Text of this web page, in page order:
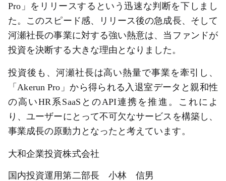
Pro」をリリースするという迅速な判断を下しまし
た。このスピード感、リリース後の急成長、そして
河瀬社長の事業に対する強い熱意は、当ファンドが
投資を決断する大きな理由となりました。
投資後も、河瀬社長は高い熱量で事業を牽引し、
「Akerun Pro」から得られる入退室データと親和性
の高いHR系SaaSとのAPI連携を推進。これによ
り、ユーザーにとって不可欠なサービスを構築し、
事業成長の原動力となったと考えています。
大和企業投資株式会社
国内投資運用第二部長 小林 信男